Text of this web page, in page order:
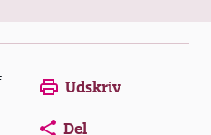
Opens in a new window
Udskriv
Del